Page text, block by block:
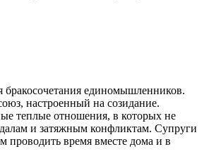
бракосочетания единомышленников.
настроенный на созидание.
теплые отношения, в которых не
и затяжным конфликтам. Супруги
проводить время вместе дома и в